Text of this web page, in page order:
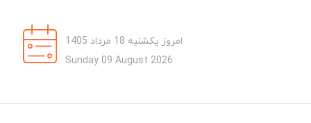
امروز یکشنبه 18 مرداد 1405
Sunday 09 August 2026